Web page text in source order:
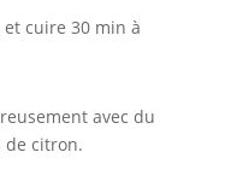
cuire 30 min à
avec du
de citron.